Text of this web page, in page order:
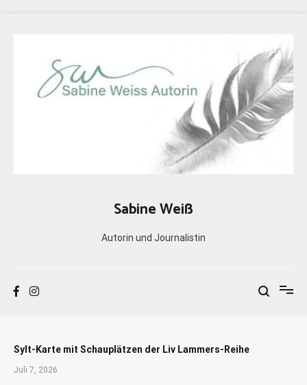
Sabine Weiß
Autorin und Journalistin
Sylt-Karte mit Schauplätzen der Liv Lammers-Reihe
Juli 7, 2026